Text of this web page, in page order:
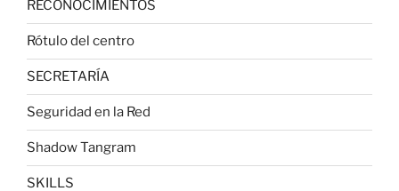
RECONOCIMIENTOS
Rótulo del centro
SECRETARÍA
Seguridad en la Red
Shadow Tangram
SKILLS